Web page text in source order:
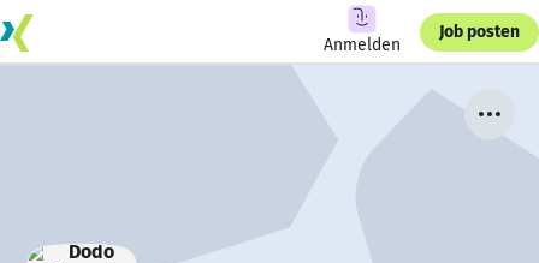
Anmelden
Job posten